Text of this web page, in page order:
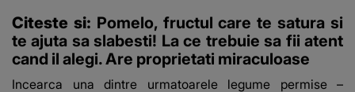
Citeste si: Pomelo, fructul care te satura si
te ajuta sa slabesti! La ce trebuie sa fii atent
cand il alegi. Are proprietati miraculoase
Incearca una dintre urmatoarele legume permise –